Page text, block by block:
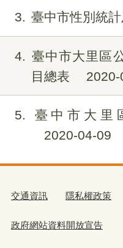
3 臺中市性別統
4
臺中市大里區
目總表
2020-
5
臺中市大里
2020-04-09
交通資訊 隱私權政策
政府網站資料開放宣告